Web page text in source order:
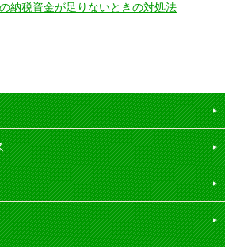
納税資金が足りないときの対処法